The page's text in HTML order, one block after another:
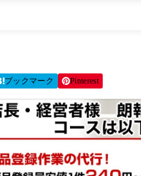
ブックマーク Pinterest